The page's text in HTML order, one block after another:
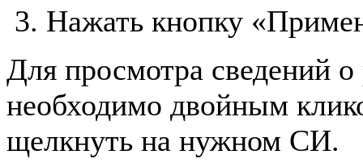
3. Нажать кнопку
Для просмотра сведений
необходимо двойным
щелкнуть на нужном СИ.